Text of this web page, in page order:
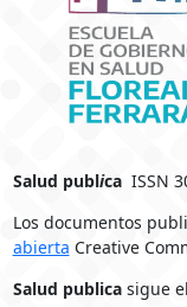
Salud publicaISSN
Los documentos
abierta Creative
Salud publicasigue